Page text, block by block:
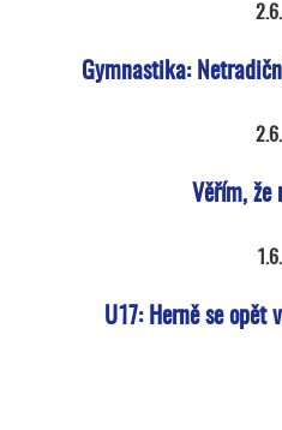
2.6.
Gymnastika:
2.6.
Věřím, že
1.6.
U17: Herně se opět